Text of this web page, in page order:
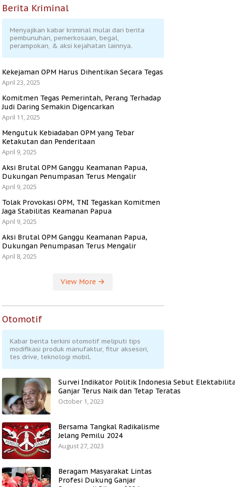
Berita Kriminal
Menyajikan kabar kriminal mulai dari berita
pembunuhan, pemerkosaan, begal,
perampokan, & aksi kejahatan lainnya.
Kekejaman OPM Harus Dihentikan Secara Tegas
April 23, 2025
Komitmen Tegas Pemerintah, Perang Terhadap
Judi Daring Semakin Digencarkan
April 11, 2025
Mengutuk Kebiadaban OPM yang Tebar
Ketakutan dan Penderitaan
April 9, 2025
Aksi Brutal OPM Ganggu Keamanan Papua,
Dukungan Penumpasan Terus Mengalir
April 9, 2025
Tolak Provokasi OPM, TNI Tegaskan Komitmen
Jaga Stabilitas Keamanan Papua
April 9, 2025
Aksi Brutal OPM Ganggu Keamanan Papua,
Dukungan Penumpasan Terus Mengalir
April 8, 2025
View More
Otomotif
Kabar berita terkini otomotif meliputi tips
modifikasi produk manufaktur, fitur aksesori,
tes drive, teknologi mobil.
Survei Indikator Politik Indonesia Sebut
Ganjar Terus Naik dan Tetap Teratas
October 1, 2023
Bersama Tangkal Radikalisme
Jelang Pemilu 2024
August 27, 2023
Beragam Masyarakat Lintas
Profesi Dukung Ganjar